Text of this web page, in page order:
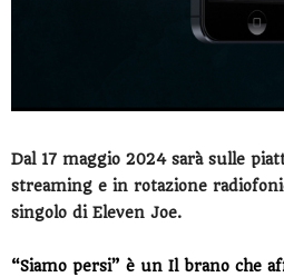
Dal 17 maggio 2024 sarà sulle
streaming e in rotazione
singolo di Eleven Joe.
“Siamo persi” è un Il brano che